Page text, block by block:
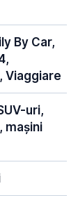
By Car,
Viaggiare
uri,
mașini